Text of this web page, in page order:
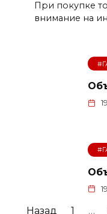
При покупке
внимание на
Пагинация
Назад 1 …